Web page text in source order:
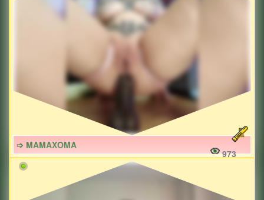
➩ MAMAXOMA
973